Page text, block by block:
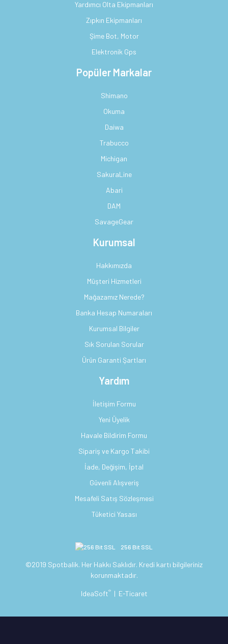
Yardımcı Olta Ekipmanları
Zıpkın Ekipmanları
Şime Bot, Motor
Elektronik Gps
Popüler Markalar
Shimano
Okuma
Daiwa
Trabucco
Michigan
SakuraLine
Abari
DAM
SavageGear
Kurumsal
Hakkımızda
Müşteri Hizmetleri
Mağazamız Nerede?
Banka Hesap Numaraları
Kurumsal Bilgiler
Sık Sorulan Sorular
Ürün Garanti Şartları
Yardım
İletişim Formu
Yeni Üyelik
Havale Bildirim Formu
Sipariş ve Kargo Takibi
İade, Değişim, İptal
Güvenli Alışveriş
Mesafeli Satış Sözleşmesi
Tüketici Yasası
256 Bit SSL
©2019 Spotbalik. Her Hakkı Saklıdır. Kredi kartı bilgileriniz
korunmaktadır.
IdeaSoft® | E-Ticaret